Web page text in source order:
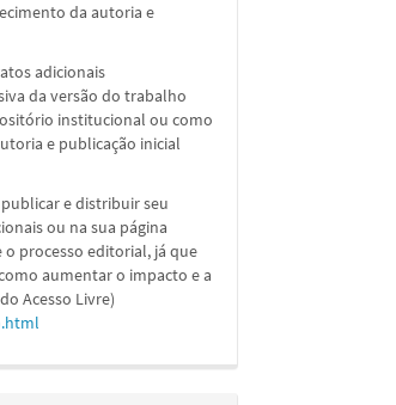
da autoria e
adicionais
da versão do trabalho
institucional ou como
e publicação inicial
e distribuir seu
ou na sua página
processo editorial, já que
aumentar o impacto e a
Acesso Livre)